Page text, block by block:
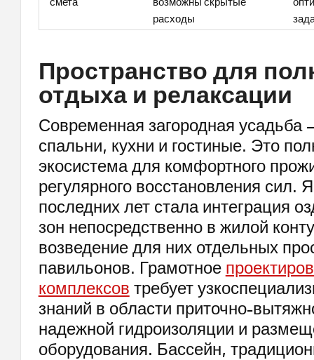
расходы
Пространство для
отдыха и релаксации
Современная загородная усадьба
спальни, кухни и гостиные. Это
экосистема для комфортного
регулярного восстановления сил.
последних лет стала интеграция
зон непосредственно в жилой
возведение для них отдельных
павильонов. Грамотное
комплексов требует
знаний в области приточно-
надежной гидроизоляции и
оборудования. Бассейн,